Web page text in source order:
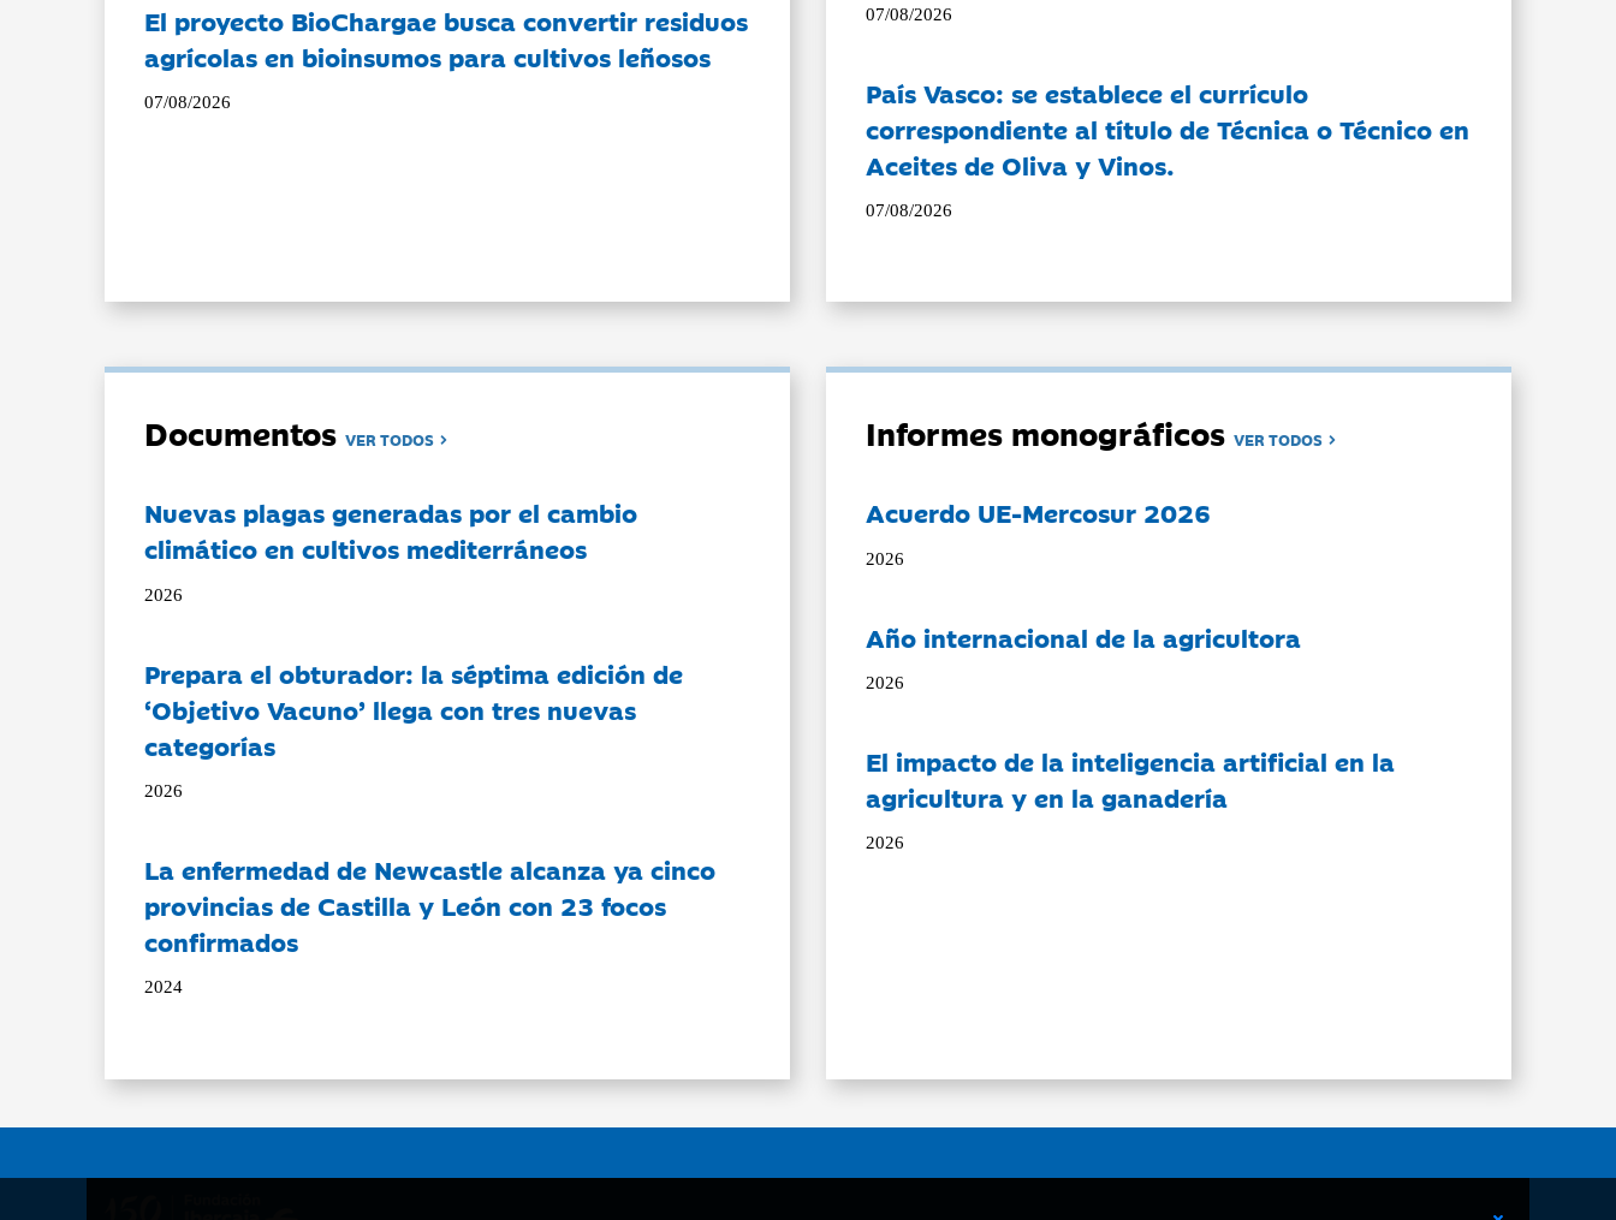
El proyecto BioChargae busca convertir residuos
agrícolas en bioinsumos para cultivos leñosos
07/08/2026
07/08/2026
País Vasco: se establece el currículo
correspondiente al título de Técnica o Técnico en
Aceites de Oliva y Vinos.
07/08/2026
DocumentosVER TODOS
Nuevas plagas generadas por el cambio
climático en cultivos mediterráneos
2026
Prepara el obturador: la séptima edición de
‘Objetivo Vacuno’ llega con tres nuevas
categorías
2026
La enfermedad de Newcastle alcanza ya cinco
provincias de Castilla y León con 23 focos
confirmados
2024
Informes monográficosVER TODOS
Acuerdo UE-Mercosur 2026
2026
Año internacional de la agricultora
2026
El impacto de la inteligencia artificial en la
agricultura y en la ganadería
2026